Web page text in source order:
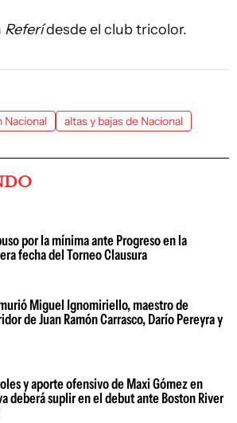
Referídesde el club tricolor.
Nacional altas y bajas de Nacional
por la mínima ante Progreso en la
fecha del Torneo Clausura
Miguel Ignomiriello, maestro de
de Juan Ramón Carrasco, Darío Pereyra y
y aporte ofensivo de Maxi Gómez en
deberá suplir en el debut ante Boston River